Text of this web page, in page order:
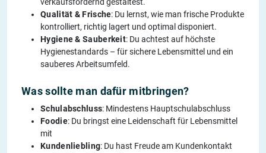
Qualität & Frische: Du lernst, wie man frische Produkte
kontrolliert, richtig lagert und optimal disponiert.
Hygiene & Sauberkeit: Du achtest auf höchste
Hygienestandards – für sichere Lebensmittel und ein
sauberes Arbeitsumfeld.
Was sollte man dafür mitbringen?
Schulabschluss: Mindestens Hauptschulabschluss
Foodie: Du bringst eine Leidenschaft für Lebensmittel
mit
Kundenliebling: Du hast Freude am Kundenkontakt